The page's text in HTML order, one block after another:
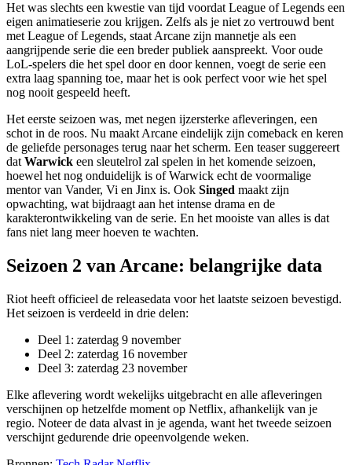
Het was slechts een kwestie van tijd voordat League of Legends een
eigen animatieserie zou krijgen. Zelfs als je niet zo vertrouwd bent
met League of Legends, staat Arcane zijn mannetje als een
aangrijpende serie die een breder publiek aanspreekt. Voor oude
LoL-spelers die het spel door en door kennen, voegt de serie een
extra laag spanning toe, maar het is ook perfect voor wie het spel
nog nooit gespeeld heeft.
Het eerste seizoen was, met negen ijzersterke afleveringen, een
schot in de roos. Nu maakt Arcane eindelijk zijn comeback en keren
de geliefde personages terug naar het scherm. Een teaser suggereert
dat Warwick een sleutelrol zal spelen in het komende seizoen,
hoewel het nog onduidelijk is of Warwick echt de voormalige
mentor van Vander, Vi en Jinx is. Ook Singed maakt zijn
opwachting, wat bijdraagt aan het intense drama en de
karakterontwikkeling van de serie. En het mooiste van alles is dat
fans niet lang meer hoeven te wachten.
Seizoen 2 van Arcane: belangrijke data
Riot heeft officieel de releasedata voor het laatste seizoen bevestigd.
Het seizoen is verdeeld in drie delen:
Deel 1: zaterdag 9 november
Deel 2: zaterdag 16 november
Deel 3: zaterdag 23 november
Elke aflevering wordt wekelijks uitgebracht en alle afleveringen
verschijnen op hetzelfde moment op Netflix, afhankelijk van je
regio. Noteer de data alvast in je agenda, want het tweede seizoen
verschijnt gedurende drie opeenvolgende weken.